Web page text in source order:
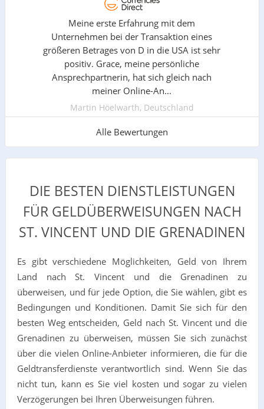
Meine erste Erfahrung mit dem
Unternehmen bei der Transaktion eines
größeren Betrages von D in die USA ist sehr
positiv. Grace, meine persönliche
Ansprechpartnerin, hat sich gleich nach
meiner Online-An...
Martin Höelwarth, Deutschland
Alle Bewertungen
DIE BESTEN DIENSTLEISTUNGEN
FÜR GELDÜBERWEISUNGEN NACH
ST. VINCENT UND DIE GRENADINEN
Es gibt verschiedene Möglichkeiten, Geld von Ihrem
Land nach St. Vincent und die Grenadinen zu
überweisen, und für jede Option, die Sie wählen, gibt es
Bedingungen und Konditionen. Damit Sie sich für den
besten Weg entscheiden, Geld nach St. Vincent und die
Grenadinen zu überweisen, müssen Sie sich zunächst
über die vielen Online-Anbieter informieren, die für die
Geldtransferdienste verantwortlich sind. Wenn Sie das
nicht tun, kann es Sie viel kosten und sogar zu vielen
Verzögerungen bei Ihren Überweisungen führen.